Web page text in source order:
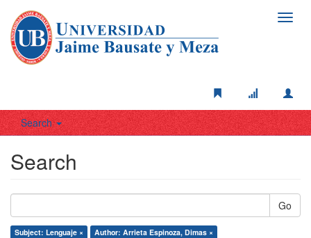
Search
Search
Go
Subject: Lenguaje ×
Author: Arrieta Espinoza, Dimas ×